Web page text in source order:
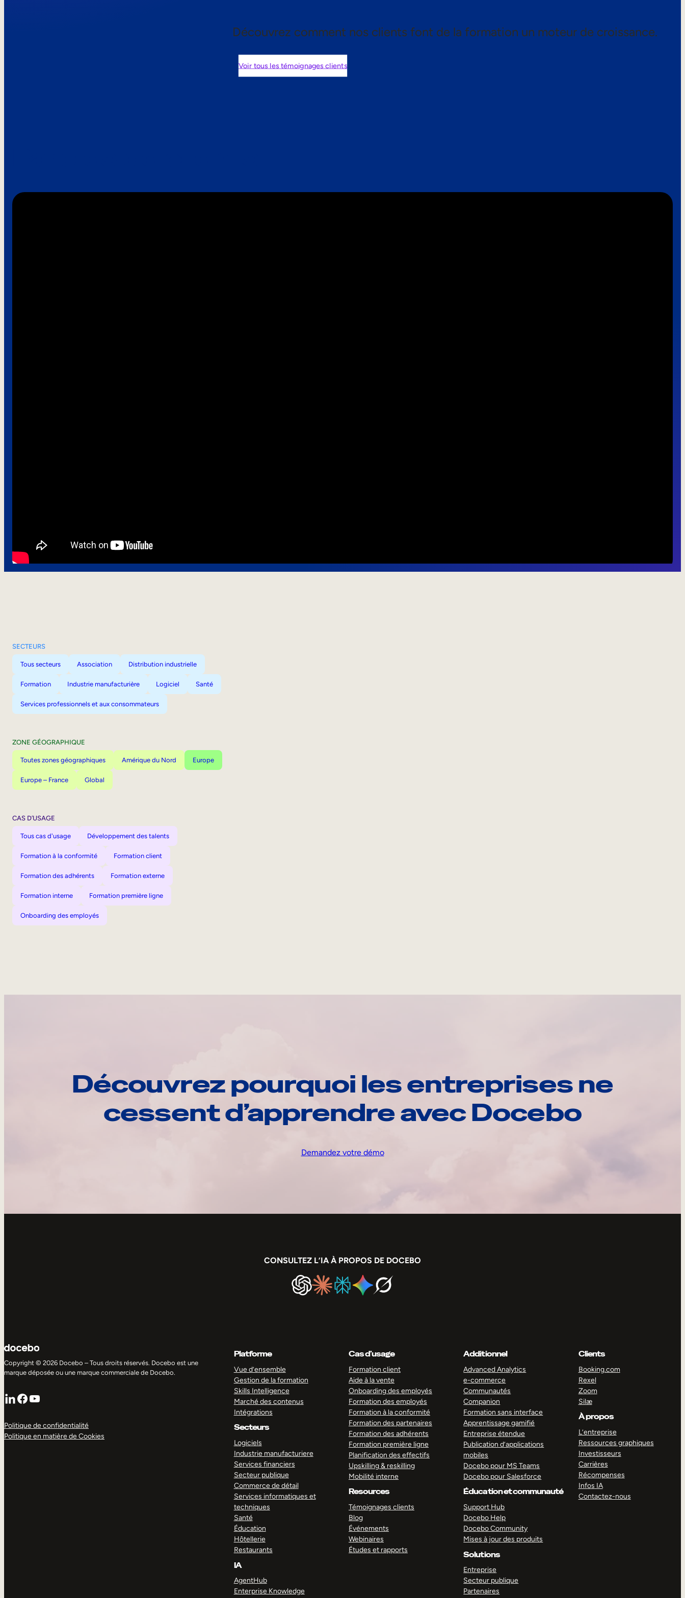
Découvrez comment nos clients font de la formation un moteur de croissance.
Voir tous les témoignages clients
SECTEURS
Tous secteurs Association Distribution industrielle
Formation Industrie manufacturière Logiciel Santé
Services professionnels et aux consommateurs
ZONE GÉOGRAPHIQUE
Toutes zones géographiques Amérique du Nord Europe
Europe – France Global
CAS D’USAGE
Tous cas d'usage Développement des talents
Formation à la conformité Formation client
Formation des adhérents Formation externe
Formation interne Formation première ligne
Onboarding des employés
Découvrez pourquoi les entreprises ne
cessent d’apprendre avec Docebo
Demandez votre démo
CONSULTEZ L’IA À PROPOS DE DOCEBO
Copyright © 2026 Docebo – Tous droits réservés. Docebo est une
marque déposée ou une marque commerciale de Docebo.
LinkedIn
Facebook
YouTube
Politique de confidentialité
Politique en matière de Cookies
Platforme
Vue d’ensemble
Gestion de la formation
Skills Intelligence
Marché des contenus
Intégrations
Secteurs
Logiciels
Industrie manufacturiere
Services financiers
Secteur publique
Commerce de détail
Services informatiques et
techniques
Santé
Éducation
Hôtellerie
Restaurants
IA
AgentHub
Enterprise Knowledge
Cas d’usage
Formation client
Aide à la vente
Onboarding des employés
Formation des employés
Formation à la conformité
Formation des partenaires
Formation des adhérents
Formation première ligne
Planification des effectifs
Upskilling & reskilling
Mobilité interne
Resources
Témoignages clients
Blog
Événements
Webinaires
Études et rapports
Additionnel
Advanced Analytics
e-commerce
Communautés
Companion
Formation sans interface
Apprentissage gamifié
Entreprise étendue
Publication d’applications
mobiles
Docebo pour MS Teams
Docebo pour Salesforce
Éducation et communauté
Support Hub
Docebo Help
Docebo Community
Mises à jour des produits
Solutions
Entreprise
Secteur publique
Partenaires
Clients
Booking.com
Rexel
Zoom
Silæ
À propos
L’entreprise
Ressources graphiques
Investisseurs
Carrières
Récompenses
Infos IA
Contactez-nous